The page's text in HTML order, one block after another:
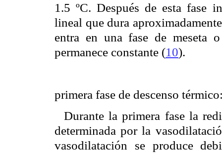
1.5 ºC. Después de esta fase
lineal que dura
entra en una fase de meseta
permanece constante (10).
primera fase de descenso
Durante la primera fase la
determinada por la
vasodilatación se produce